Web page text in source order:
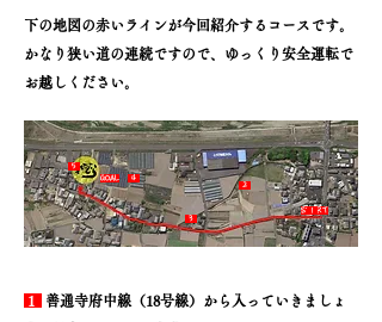
下の地図の赤いラインが今回紹介するコースです。
​かなり狭い道の連続ですので、ゆっくり安全運転で
お越しください。
​START
GOAL
​ 1
​ 2
​ 3
​ 4
​ 5
1
善通寺府中線（18号線）から入っていきましょ